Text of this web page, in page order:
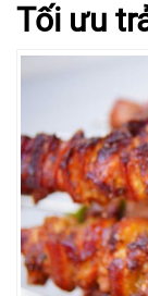
Tối ưu